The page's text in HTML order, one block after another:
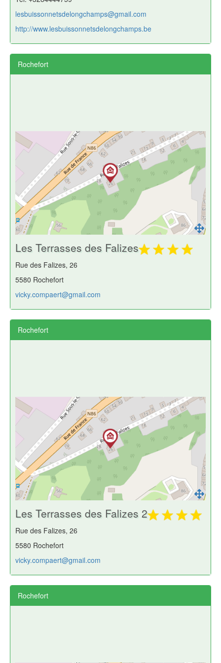
lesbuissonnetsdelongchamps@gmail.com
http://www.lesbuissonnetsdelongchamps.be
Rochefort
Les Terrasses des Falizes
Rue des Falizes, 26
5580 Rochefort
vicky.compaert@gmail.com
Rochefort
Les Terrasses des Falizes 2
Rue des Falizes, 26
5580 Rochefort
vicky.compaert@gmail.com
Rochefort